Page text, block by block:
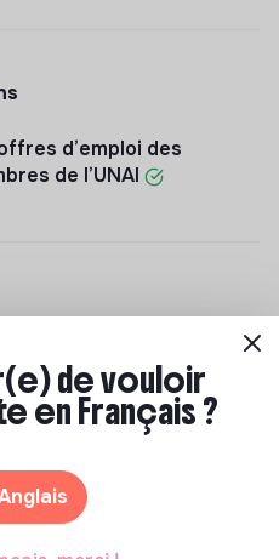
d’emploi des
de l’UNAI
de documents de
de vouloir
en Français ?